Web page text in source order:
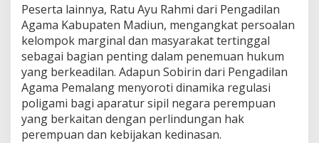
Peserta lainnya, Ratu Ayu Rahmi dari Pengadilan
Agama Kabupaten Madiun, mengangkat persoalan
kelompok marginal dan masyarakat tertinggal
sebagai bagian penting dalam penemuan hukum
yang berkeadilan. Adapun Sobirin dari Pengadilan
Agama Pemalang menyoroti dinamika regulasi
poligami bagi aparatur sipil negara perempuan
yang berkaitan dengan perlindungan hak
perempuan dan kebijakan kedinasan.